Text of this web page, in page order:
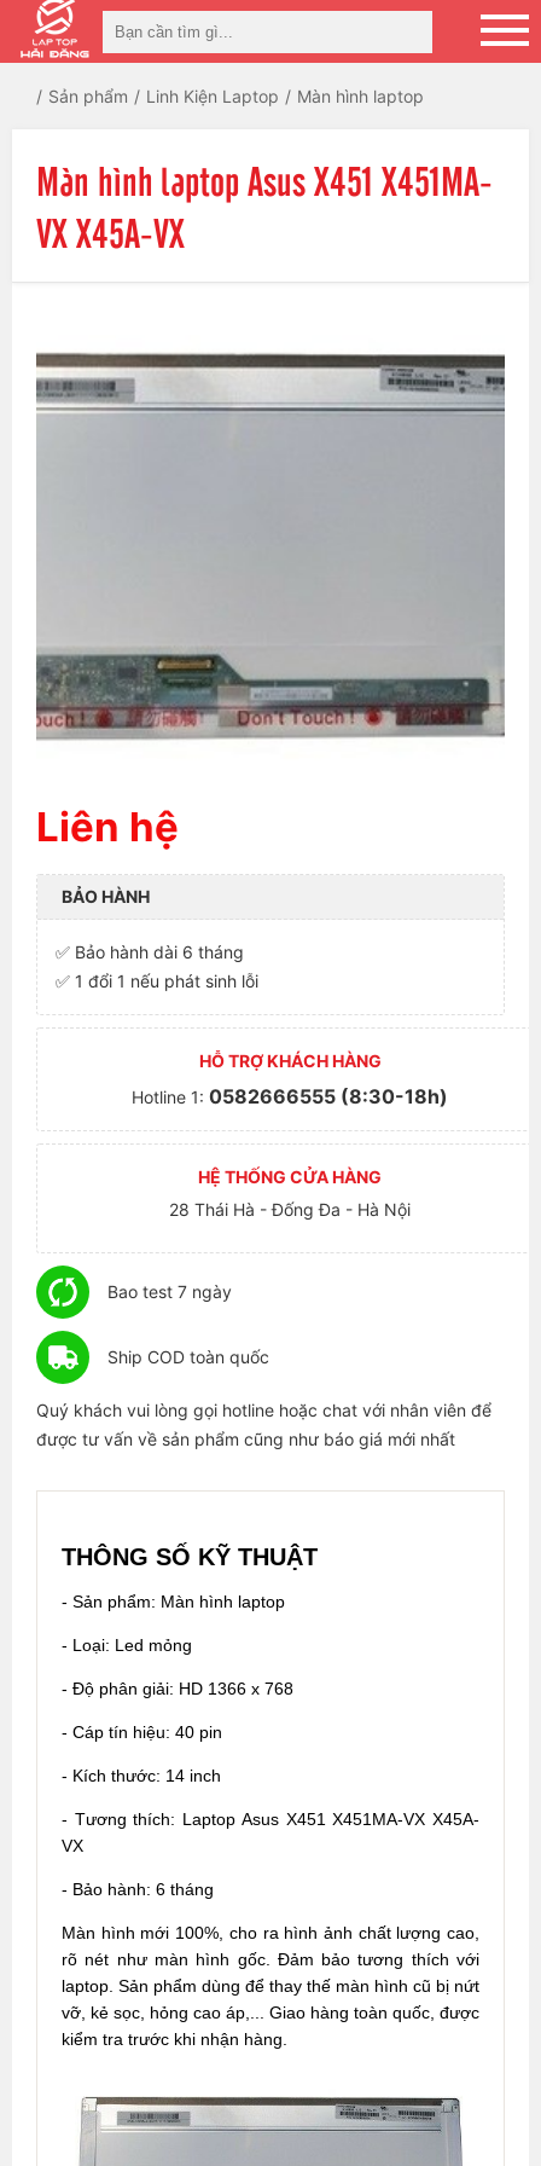
Sản phẩm Linh Kiện Laptop Màn hình laptop
Màn hình laptop Asus X451 X451MA-
VX X45A-VX
Liên hệ
BẢO HÀNH
✅ Bảo hành dài 6 tháng
✅ 1 đổi 1 nếu phát sinh lỗi
HỖ TRỢ KHÁCH HÀNG
Hotline 1: 0582666555 (8:30-18h)
HỆ THỐNG CỬA HÀNG
28 Thái Hà - Đống Đa - Hà Nội
Bao test 7 ngày
Ship COD toàn quốc
Quý khách vui lòng gọi hotline hoặc chat với nhân viên để
được tư vấn về sản phẩm cũng như báo giá mới nhất
THÔNG SỐ KỸ THUẬT
- Sản phẩm: Màn hình laptop
- Loại: Led mỏng
- Độ phân giải: HD 1366 x 768
- Cáp tín hiệu: 40 pin
- Kích thước: 14 inch
- Tương thích: Laptop Asus X451 X451MA-VX X45A-
VX
- Bảo hành: 6 tháng
Màn hình mới 100%, cho ra hình ảnh chất lượng cao,
rõ nét như màn hình gốc. Đảm bảo tương thích với
laptop. Sản phẩm dùng để thay thế màn hình cũ bị nứt
vỡ, kẻ sọc, hỏng cao áp,... Giao hàng toàn quốc, được
kiểm tra trước khi nhận hàng.